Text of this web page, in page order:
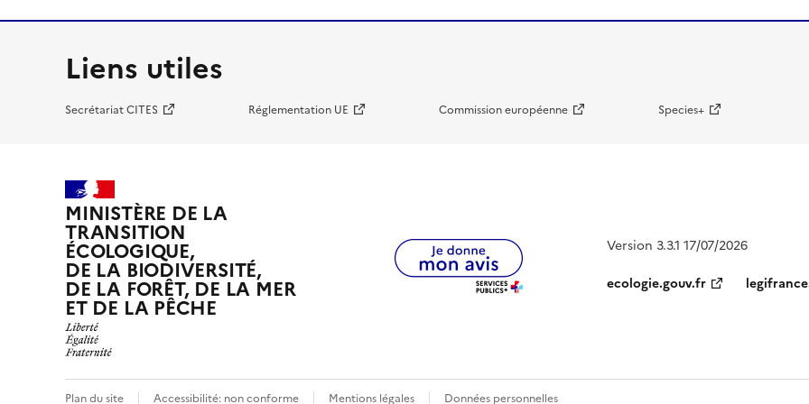
Liens utiles
Secrétariat CITES Réglementation UE Commission européenne Species+
MINISTÈRE DE LA
TRANSITION
ÉCOLOGIQUE,
DE LA BIODIVERSITÉ,
DE LA FORÊT, DE LA MER
ET DE LA PÊCHE
Version 3.3.1 17/07/2026
ecologie.gouv.fr
Plan du site Accessibilité: non conforme Mentions légales Données personnelles